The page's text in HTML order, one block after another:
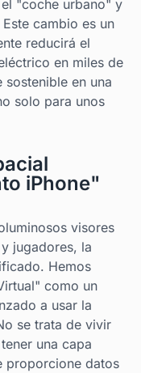
"coche urbano" y
cambio es un
reducirá el
en miles de
en una
solo para unos
iPhone"
visores
jugadores, la
Hemos
como un
a usar la
se trata de vivir
una capa
proporcione datos